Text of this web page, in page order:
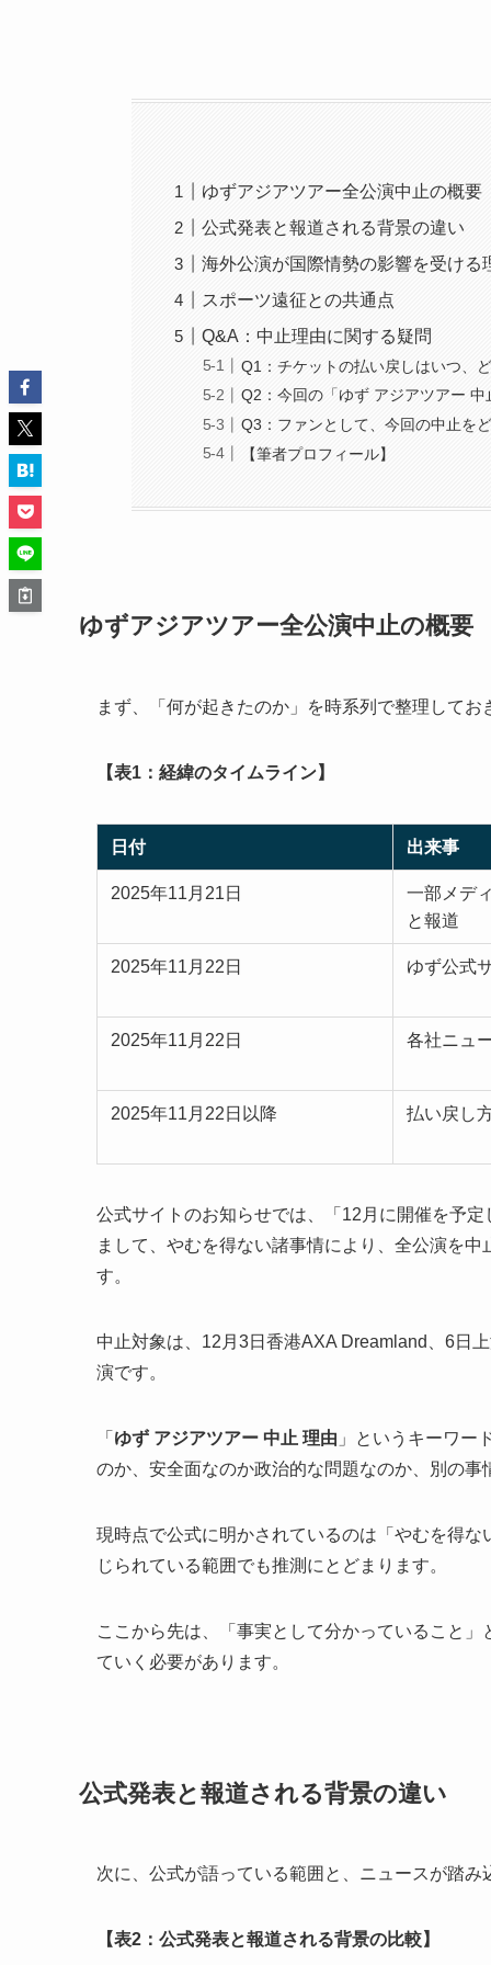
ゆずアジアツアー全公演中止の概要
公式発表と報道される背景の違い
海外公演が国際情勢の影響を受ける
スポーツ遠征との共通点
Q&A：中止理由に関する疑問
Q1：チケットの払い戻しはいつ、
Q2：今回の「ゆず アジアツアー
Q3：ファンとして、今回の中止を
【筆者プロフィール】
ゆずアジアツアー全公演中止の概要
まず、「何が起きたのか」を時系列で整理してお
【表1：経緯のタイムライン】
日付 出来事
2025年11月21日
一部メデ
と報道
2025年11月22日 ゆず公式
2025年11月22日 各社ニュ
2025年11月22日以降 払い戻し
公式サイトのお知らせでは、「12月に開催を予定
まして、やむを得ない諸事情により、全公演を
す。
中止対象は、12月3日香港AXA Dreamland、6日
演です。
「 ゆず アジアツアー 中止 理由 」というキーワー
のか、安全面なのか政治的な問題なのか、別の
現時点で公式に明かされているのは「やむを得
じられている範囲でも推測にとどまります。
ここから先は、「事実として分かっていること
ていく必要があります。
公式発表と報道される背景の違い
次に、公式が語っている範囲と、ニュースが踏
【表2：公式発表と報道される背景の比較】